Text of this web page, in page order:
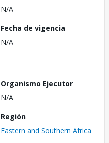
N/A
Fecha de vigencia
N/A
Organismo Ejecutor
N/A
Región
Eastern and Southern Africa